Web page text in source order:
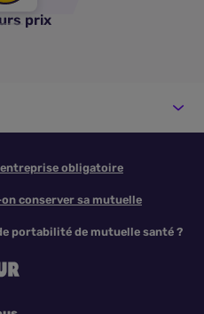
prix
obligatoire
conserver sa mutuelle
portabilité de mutuelle santé ?